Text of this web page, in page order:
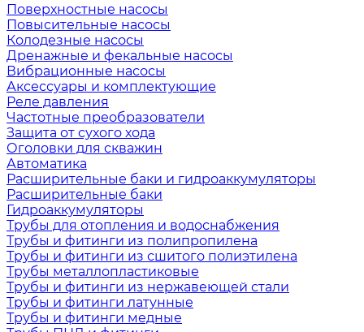
Поверхностные насосы
Повысительные насосы
Колодезные насосы
Дренажные и фекальные насосы
Вибрационные насосы
Аксессуары и комплектующие
Реле давления
Частотные преобразователи
Защита от сухого хода
Оголовки для скважин
Автоматика
Расширительные баки и гидроаккумуляторы
Расширительные баки
Гидроаккумуляторы
Трубы для отопления и водоснабжения
Трубы и фитинги из полипропилена
Трубы и фитинги из сшитого полиэтилена
Трубы металлопластиковые
Трубы и фитинги из нержавеющей стали
Трубы и фитинги латунные
Трубы и фитинги медные